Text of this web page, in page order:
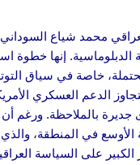
الدبلوماسية. إنها خطوة
خاصة في سياق
الدعم العسكري
أخرى جديرة بالملاحظة.
الأوسع في المنطقة،
الكبير على السياسة